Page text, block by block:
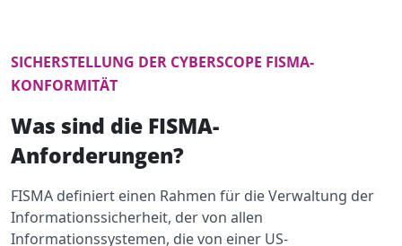
SICHERSTELLUNG DER CYBERSCOPE FISMA-
KONFORMITÄT
Was sind die FISMA-
Anforderungen?
FISMA definiert einen Rahmen für die Verwaltung der
Informationssicherheit, der von allen
Informationssystemen, die von einer US-